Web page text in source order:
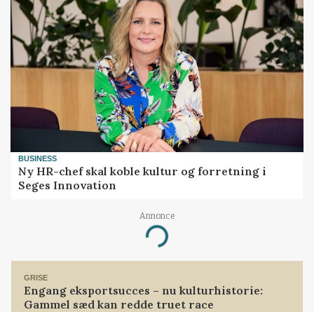
BUSINESS
Ny HR-chef skal koble kultur og forretning i
Seges Innovation
Annonce
Loading...
GRISE
Engang eksportsucces – nu kulturhistorie:
Gammel sæd kan redde truet race